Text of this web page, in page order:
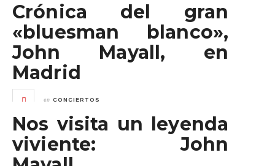
Crónica del gran
«bluesman blanco»,
John Mayall, en
Madrid
en CONCIERTOS
Nos visita un leyenda
viviente: John